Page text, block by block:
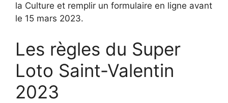
la Culture et remplir un formulaire en ligne avant
le 15 mars 2023.
Les règles du Super
Loto Saint-Valentin
2023